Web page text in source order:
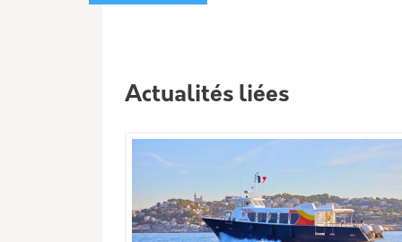
Actualités liées